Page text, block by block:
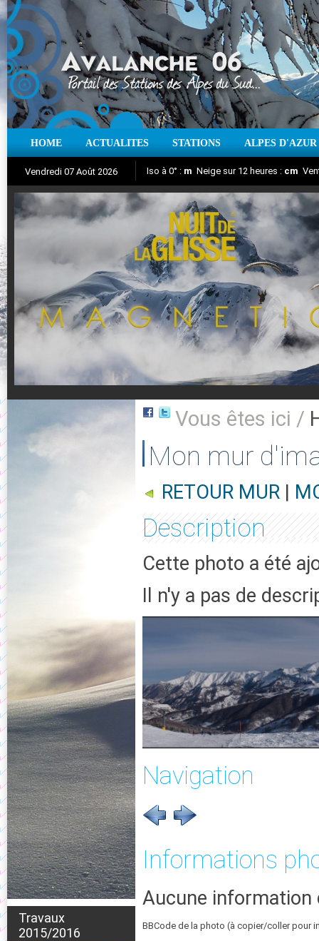
HOME ACTUALITES STATIONS ALPES D'AZUR
Vendredi 07 Août 2026
Aujourd'hui : T° Min : °C T° Max :°C
Iso à 0° : m Neige sur 12 heures : cm
Suivez en direct l'actualité des stations
Nuit de la Glisse 2018
Travaux
2015/2016
Vous êtes ici /
Mon mur
RETOUR MUR |
Description
Cette photo a été
Il n'y a pas de
Navigation
Informations
Aucune information
BBCode de la photo (à copier/coller pour